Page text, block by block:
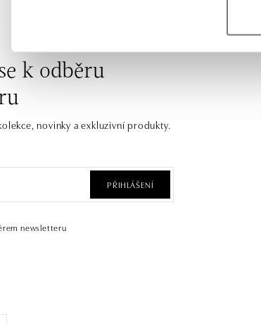
k odběru
novinky a exkluzivní produkty.
PŘIHLÁŠENÍ
newsletteru